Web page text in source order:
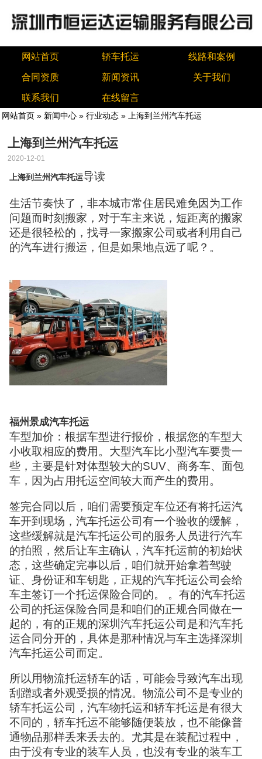
网站首页 轿车托运 线路和案例
合同资质 新闻资讯 关于我们
联系我们 在线留言
网站首页 » 新闻中心 » 行业动态 » 上海到兰州汽车托运
上海到兰州汽车托运
2020-12-01
上海到兰州汽车托运导读
生活节奏快了，非本城市常住居民难免因为工作
问题而时刻搬家，对于车主来说，短距离的搬家
还是很轻松的，找寻一家搬家公司或者利用自己
的汽车进行搬运，但是如果地点远了呢？。
福州景成汽车托运
车型加价：根据车型进行报价，根据您的车型大
小收取相应的费用。大型汽车比小型汽车要贵一
些，主要是针对体型较大的SUV、商务车、面包
车，因为占用托运空间较大而产生的费用。
签完合同以后，咱们需要预定车位还有将托运汽
车开到现场，汽车托运公司有一个验收的缓解，
这些缓解就是汽车托运公司的服务人员进行汽车
的拍照，然后让车主确认，汽车托运前的初始状
态，这些确定完事以后，咱们就开始拿着驾驶
证、身份证和车钥匙，正规的汽车托运公司会给
车主签订一个托运保险合同的。 。有的汽车托运
公司的托运保险合同是和咱们的正规合同做在一
起的，有的正规的深圳汽车托运公司是和汽车托
运合同分开的，具体是那种情况与车主选择深圳
汽车托运公司而定。
所以用物流托运轿车的话，可能会导致汽车出现
刮蹭或者外观受损的情况。物流公司不是专业的
轿车托运公司，汽车物托运和轿车托运是有很大
不同的，轿车托运不能够随便装放，也不能像普
通物品那样丢来丢去的。尤其是在装配过程中，
由于没有专业的装车人员，也没有专业的装车工